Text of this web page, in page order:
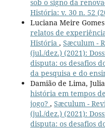
sob o signo da
História: v. 30 n. 52
Luciana Meire Gomes
relatos de
História , Sæculum -
(jul./dez.) (2021):
disputa: os desafios
da pesquisa e do
Damião de Lima,
história em tempos
jogo? , Sæculum -
(jul./dez.) (2021):
disputa: os desafios